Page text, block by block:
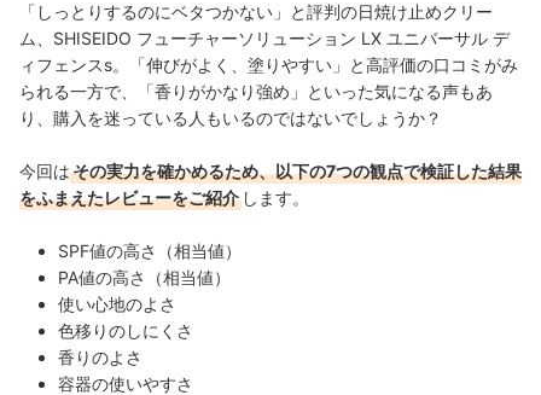
「しっとりするのにベタつかない」と評判の日焼け止めクリー
ム、SHISEIDO フューチャーソリューション LX ユニバーサル デ
ィフェンスs。「伸びがよく、塗りやすい」と高評価の口コミがみ
られる一方で、「香りがかなり強め」といった気になる声もあ
り、購入を迷っている人もいるのではないでしょうか？
今回はその実力を確かめるため、以下の7つの観点で検証した結果
をふまえたレビューをご紹介 します。
SPF値の高さ（相当値）
PA値の高さ（相当値）
使い心地のよさ
色移りのしにくさ
香りのよさ
容器の使いやすさ